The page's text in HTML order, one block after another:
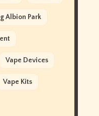
Albion Park
Vape Devices
Vape Kits